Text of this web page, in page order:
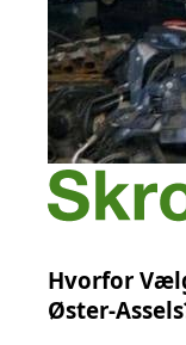
Hvorfor
Øster-